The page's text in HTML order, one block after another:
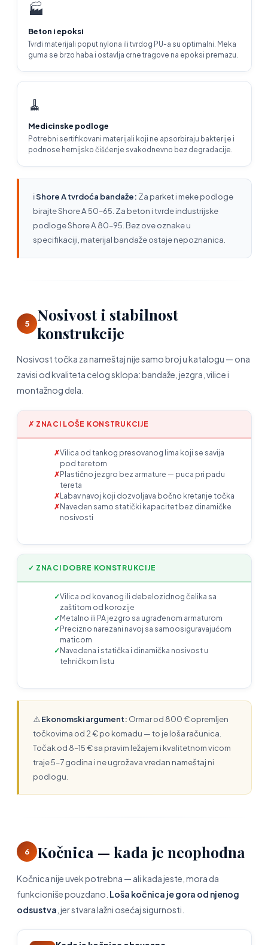
🏭
Beton i epoksi
Tvrđi materijali poput nylona ili tvrdog PU-a su optimalni. Meka
guma se brzo habа i ostavlja crne tragove na epoksi premazu.
🧹
Medicinske podloge
Potrebni sertifikovani materijali koji ne apsorbiraju bakterije i
podnose hemijsko čišćenje svakodnevno bez degradacije.
ℹ️Shore A tvrdoća bandaže: Za parket i meke podloge
birajte Shore A 50–65. Za beton i tvrde industrijske
podloge Shore A 80–95. Bez ove oznake u
specifikaciji, materijal bandaže ostaje nepoznanica.
5
Nosivost i stabilnost
konstrukcije
Nosivost točka za nameštaj nije samo broj u katalogu — ona
zavisi od kvaliteta celog sklopa: bandaže, jezgra, vilice i
montažnog dela.
✗ ZNACI LOŠE KONSTRUKCIJE
Vilica od tankog presovanog lima koji se savija
pod teretom
Plastično jezgro bez armature — puca pri padu
tereta
Labav navoj koji dozvoljava bočno kretanje točka
Naveden samo statički kapacitet bez dinamičke
nosivosti
✓ ZNACI DOBRE KONSTRUKCIJE
Vilica od kovanog ili debelozidnog čelika sa
zaštitom od korozije
Metalno ili PA jezgro sa ugrađenom armaturom
Precizno narezani navoj sa samoosiguravajućom
maticom
Navedena i statička i dinamička nosivost u
tehničkom listu
⚠️ Ekonomski argument: Ormar od 800 € opremljen
točkovima od 2 € po komadu — to je loša računica.
Točak od 8–15 € sa pravim ležajem i kvalitetnom vicom
traje 5–7 godina i ne ugrožava vredan nameštaj ni
podlogu.
6 Kočnica — kada je neophodna
Kočnica nije uvek potrebna — ali kada jeste, mora da
funkcioniše pouzdano. Loša kočnica je gora od njenog
odsustva , jer stvara lažni osećaj sigurnosti.